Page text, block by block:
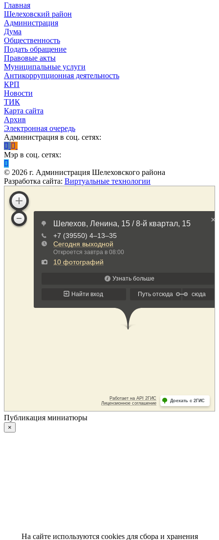
Главная
Шелеховский район
Администрация
Дума
Общественность
Подать обращение
Правовые акты
Муниципальные услуги
Антикоррупционная деятельность
КРП
Новости
ТИК
Карта сайта
Архив
Электронная очередь
Администрация в соц. сетях:
Мэр в соц. сетях:
© 2026 г. Администрация Шелеховского района
Разработка сайта: Виртуальные технологии
Публикация миниатюры
×
На сайте используются cookies для сбора и хранения